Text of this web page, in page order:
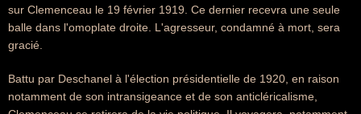
sur Clemenceau le 19 février 1919. Ce dernier recevra une seule
balle dans l'omoplate droite. L'agresseur, condamné à mort, sera
gracié.
Battu par Deschanel à l'élection présidentielle de 1920, en raison
notamment de son intransigeance et de son anticléricalisme,